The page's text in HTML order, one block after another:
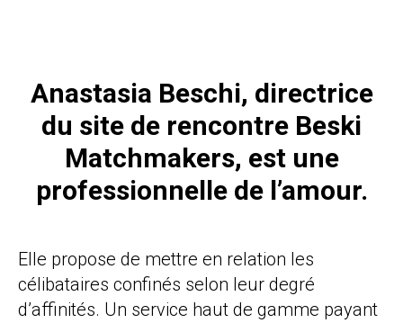
Anastasia Beschi, directrice
du site de rencontre Beski
Matchmakers, est une
professionnelle de l’amour.
Elle propose de mettre en relation les
célibataires confinés selon leur degré
d’affinités. Un service haut de gamme payant